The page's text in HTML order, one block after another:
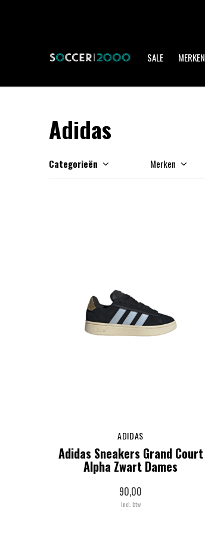
SALE MERKEN
Adidas
Categorieën Merken
ADIDAS
Adidas Sneakers Grand Court
Alpha Zwart Dames
90,00
Incl. btw